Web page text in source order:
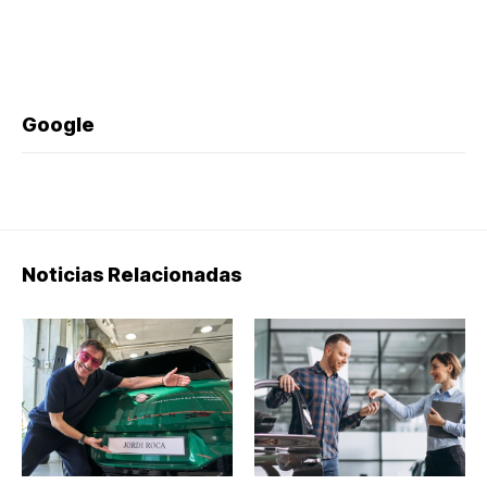
Google
Noticias Relacionadas